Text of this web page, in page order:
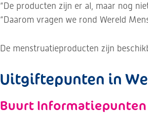
“De producten zijn er al, maar nog
“Daarom vragen we rond Wereld
De menstruatieproducten zijn
Uitgiftepunten in
Buurt